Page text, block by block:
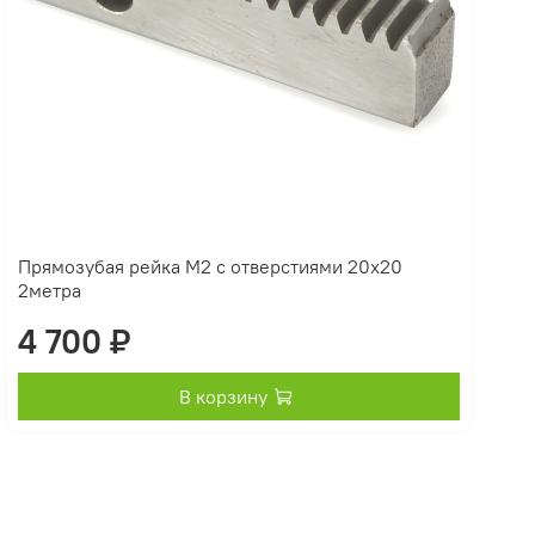
Прямозубая рейка М2 с отверстиями 20х20
2метра
4 700 ₽
В корзину